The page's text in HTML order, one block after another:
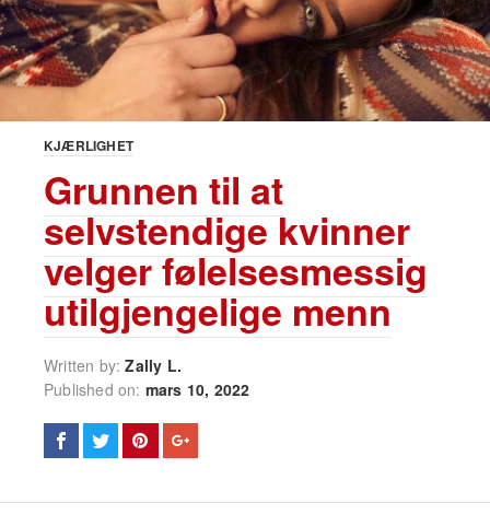
KJÆRLIGHET
Grunnen til at
selvstendige kvinner
velger følelsesmessig
utilgjengelige menn
Written by:Zally L.
Published on: mars 10, 2022